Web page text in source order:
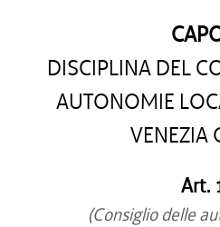
DISCIPLINA DEL
AUTONOMIE
VENEZIA
Art.
(Consiglio delle